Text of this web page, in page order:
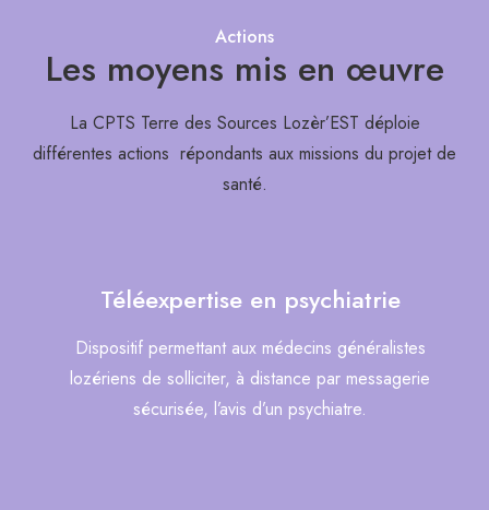
Actions
Les moyens mis en œuvre
La CPTS Terre des Sources Lozèr’EST déploie
différentes actions répondants aux missions du projet de
santé.
Téléexpertise en psychiatrie
Dispositif permettant aux médecins généralistes
lozériens de solliciter, à distance par messagerie
sécurisée, l’avis d’un psychiatre.